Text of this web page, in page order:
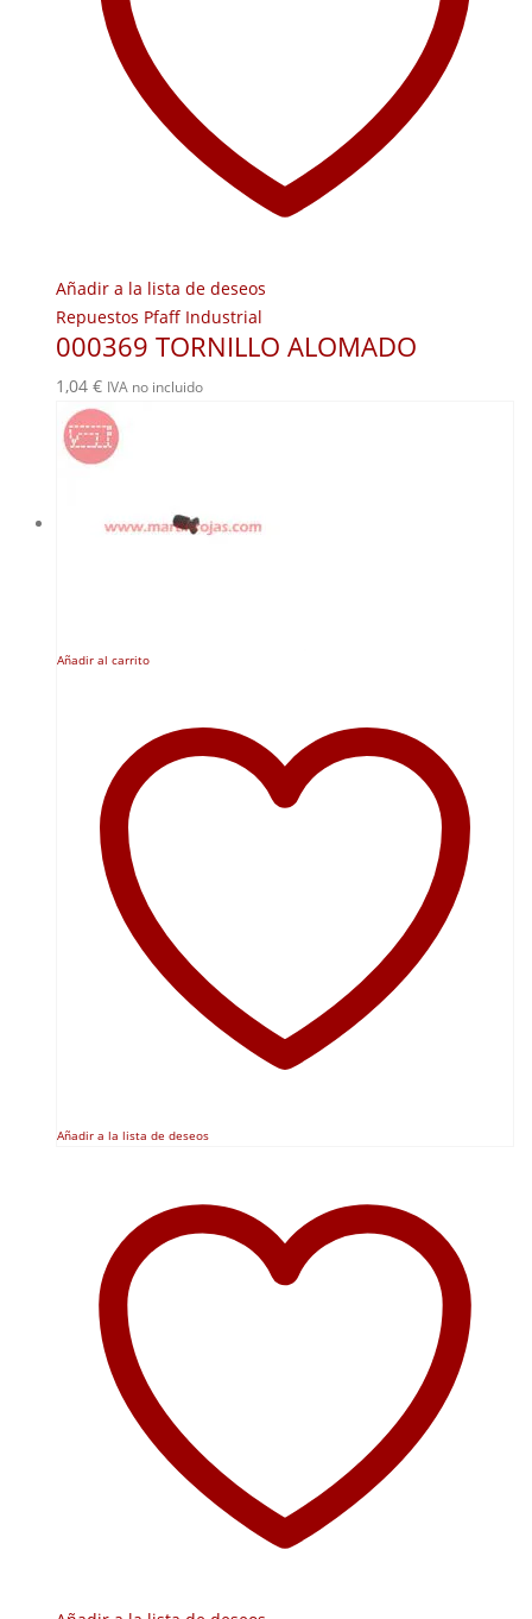
Añadir a la lista de deseos
Repuestos Pfaff Industrial
000369 TORNILLO ALOMADO
1,04 € IVA no incluido
Añadir al carrito
Añadir a la lista de deseos